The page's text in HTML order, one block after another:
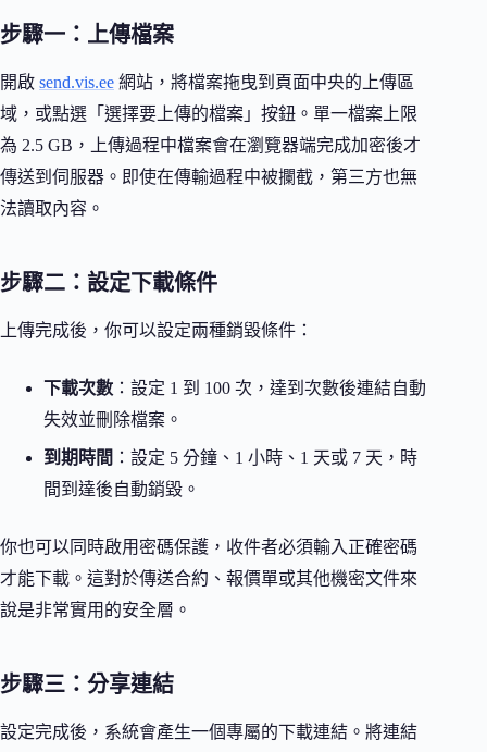
步驟一：上傳檔案
開啟 send.vis.ee 網站，將檔案拖曳到頁面中央的上傳區
域，或點選「選擇要上傳的檔案」按鈕。單一檔案上限
為 2.5 GB，上傳過程中檔案會在瀏覽器端完成加密後才
傳送到伺服器。即使在傳輸過程中被攔截，第三方也無
法讀取內容。
步驟二：設定下載條件
上傳完成後，你可以設定兩種銷毀條件：
下載次數 ：設定 1 到 100 次，達到次數後連結自動
失效並刪除檔案。
到期時間 ：設定 5 分鐘、1 小時、1 天或 7 天，時
間到達後自動銷毀。
你也可以同時啟用密碼保護，收件者必須輸入正確密碼
才能下載。這對於傳送合約、報價單或其他機密文件來
說是非常實用的安全層。
步驟三：分享連結
設定完成後，系統會產生一個專屬的下載連結。將連結